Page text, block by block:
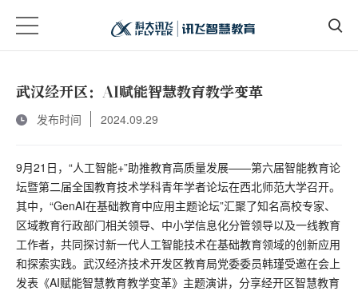
武汉经开区：AI赋能智慧教育教学变革
发布时间 2024.09.29
9月21日，“人工智能+”助推教育高质量发展——第六届智能教育论
坛暨第二届全国教育技术学科青年学者论坛在西北师范大学召开。
其中，“GenAI在基础教育中应用主题论坛”汇聚了知名高校专家、
区域教育行政部门相关领导、中小学信息化分管领导以及一线教育
工作者，共同探讨新一代人工智能技术在基础教育领域的创新应用
和探索实践。武汉经济技术开发区教育局党委委员韩瑾受邀在会上
发表《AI赋能智慧教育教学变革》主题演讲，分享经开区智慧教育